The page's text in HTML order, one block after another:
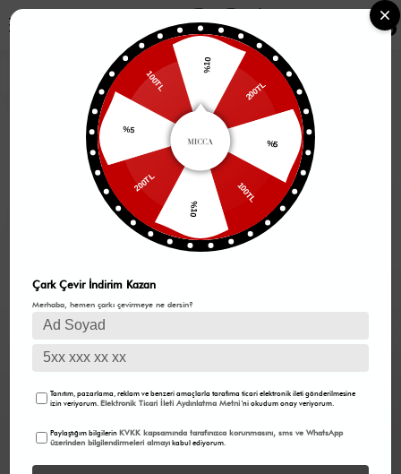
0
%10
200TL
100TL
%10
200TL
100TL
Çark Çevir İndirim Kazan
Merhaba, hemen çarkı çevirmeye ne dersin?
Tanıtım, pazarlama, reklam ve benzeri amaçlarla tarafıma ticari elektronik ileti gönderilmesine
izin veriyorum.Elektronik Ticari İleti Aydınlatma Metni 'ni okudum onay veriyorum.
Paylaştığım bilgilerinKVKK kapsamında tarafınızca korunmasını, sms ve WhatsApp
üzerinden bilgilendirmeleri almayı kabul ediyorum.